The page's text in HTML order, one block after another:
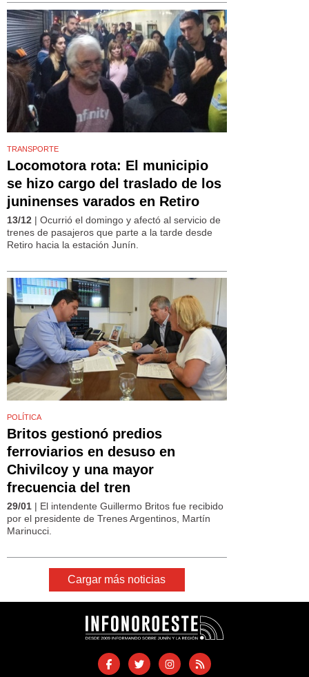
TRANSPORTE
Locomotora rota: El municipio
se hizo cargo del traslado de los
juninenses varados en Retiro
13/12 | Ocurrió el domingo y afectó al servicio de
trenes de pasajeros que parte a la tarde desde
Retiro hacia la estación Junín.
POLÍTICA
Britos gestionó predios
ferroviarios en desuso en
Chivilcoy y una mayor
frecuencia del tren
29/01 | El intendente Guillermo Britos fue recibido
por el presidente de Trenes Argentinos, Martín
Marinucci.
Cargar más noticias